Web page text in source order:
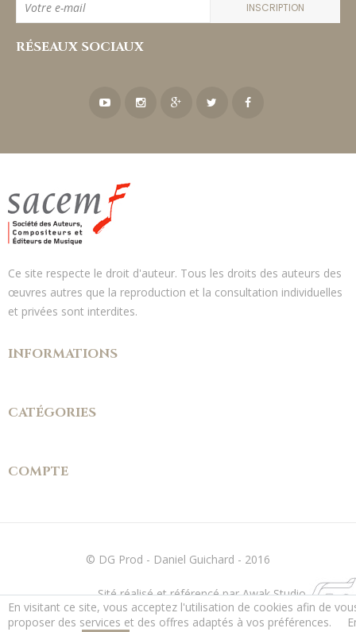
INSCRIPTION
RÉSEAUX SOCIAUX
Ce site respecte le droit d'auteur. Tous les droits des auteurs des
œuvres autres que la reproduction et la consultation individuelles
et privées sont interdites.
INFORMATIONS
CATÉGORIES
COMPTE
© DG Prod - Daniel Guichard - 2016
Sité réalisé et référencé par Awak Studio
En visitant ce site, vous acceptez l'utilisation de cookies afin de
proposer des services et des offres adaptés à vos préférences.